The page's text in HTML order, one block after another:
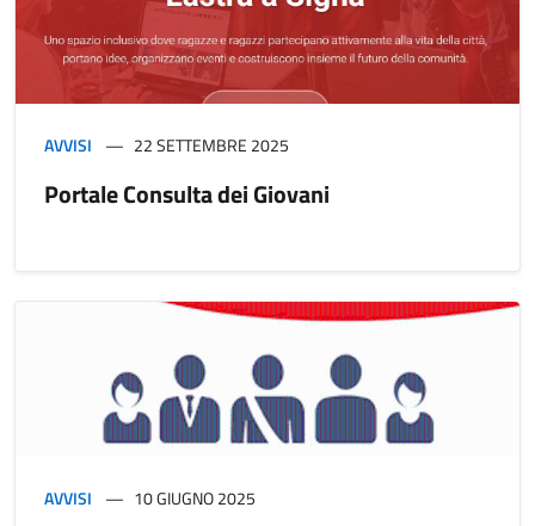
AVVISI 22 SETTEMBRE 2025
Portale Consulta dei Giovani
AVVISI 10 GIUGNO 2025